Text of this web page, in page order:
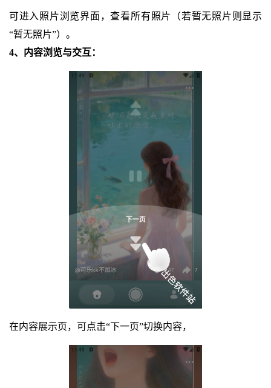
可进入照片浏览界面，查看所有照片（若暂无照片则显示
“暂无照片”）。
4、内容浏览与交互：
在内容展示页，可点击“下一页”切换内容，